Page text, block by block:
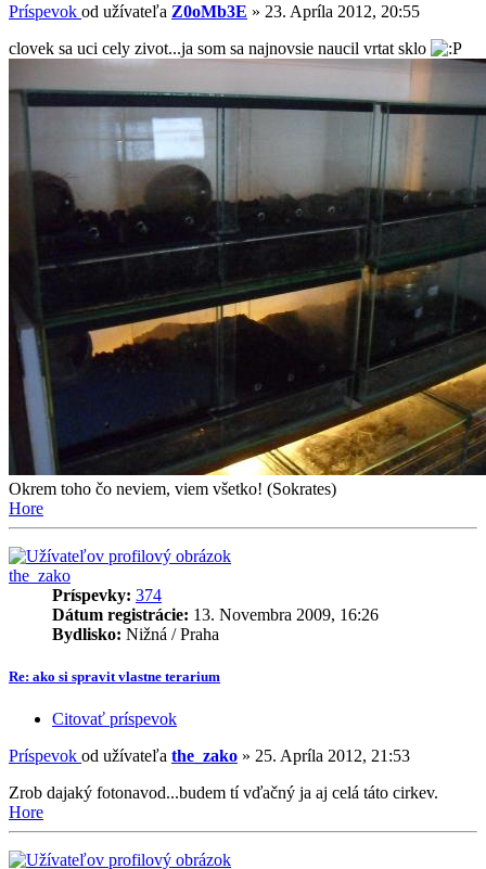
Príspevok od užívateľa Z0oMb3E » 23. Apríla 2012, 20:55
clovek sa uci cely zivot...ja som sa najnovsie naucil vrtat sklo
Okrem toho čo neviem, viem všetko! (Sokrates)
Hore
the_zako
Príspevky: 374
Dátum registrácie: 13. Novembra 2009, 16:26
Bydlisko: Nižná / Praha
Re: ako si spravit vlastne terarium
Citovať príspevok
Príspevok od užívateľa the_zako » 25. Apríla 2012, 21:53
Zrob dajaký fotonavod...budem tí vďačný ja aj celá táto cirkev.
Hore